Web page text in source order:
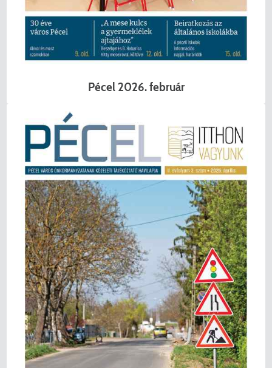
Pécel 2026. február